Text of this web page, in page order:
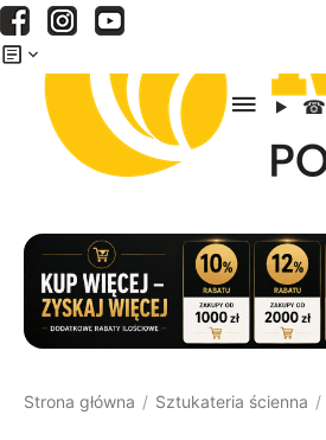
☎
Strona główna / Sztukateria ścienna /